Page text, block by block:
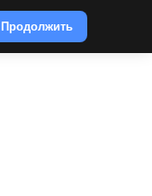
Продолжить